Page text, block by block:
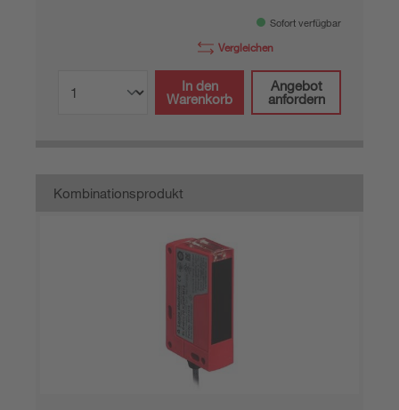
Sofort verfügbar
Vergleichen
In den
Warenkorb
Angebot
anfordern
Kombinationsprodukt